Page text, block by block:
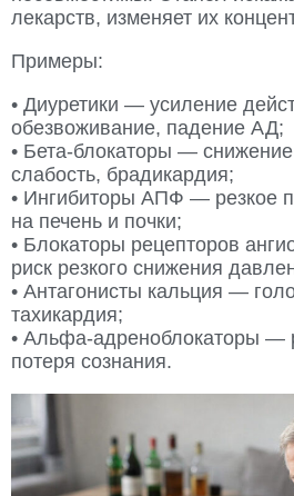
лекарств, изменяет их
Примеры:
• Диуретики — усиление
обезвоживание, падение АД;
• Бета-блокаторы —
слабость, брадикардия;
• Ингибиторы АПФ — резкое
на печень и почки;
• Блокаторы рецепторов
риск резкого снижения
• Антагонисты кальция —
тахикардия;
• Альфа-адреноблокаторы —
потеря сознания.